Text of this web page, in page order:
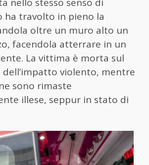
ha travolto in pieno la
oltre un muro alto un
facendola atterrare in un
La vittima è morta sul
dell’impatto violento, mentre
sono rimaste
illese, seppur in stato di